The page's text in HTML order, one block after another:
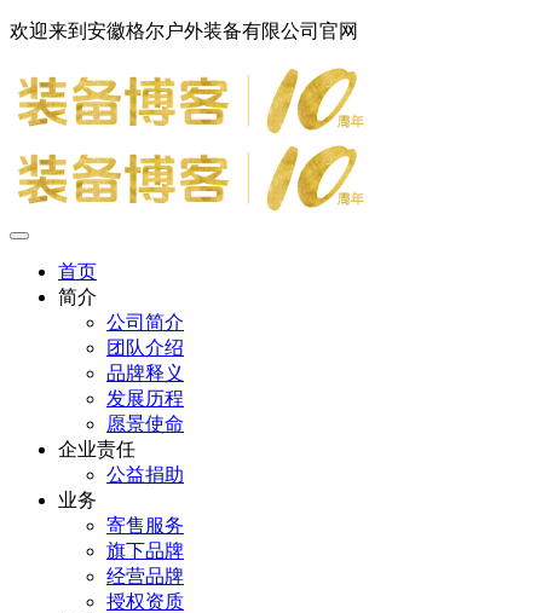
欢迎来到安徽格尔户外装备有限公司官网
首页
简介
公司简介
团队介绍
品牌释义
发展历程
愿景使命
企业责任
公益捐助
业务
寄售服务
旗下品牌
经营品牌
授权资质